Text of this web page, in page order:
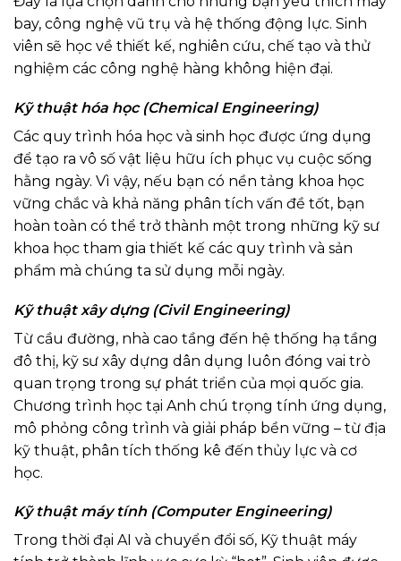
bay, công nghệ vũ trụ và hệ thống động lực. Sinh
viên sẽ học về thiết kế, nghiên cứu, chế tạo và thử
nghiệm các công nghệ hàng không hiện đại.
Kỹ thuật hóa học (Chemical Engineering)
Các quy trình hóa học và sinh học được ứng dụng
để tạo ra vô số vật liệu hữu ích phục vụ cuộc sống
hằng ngày. Vì vậy, nếu bạn có nền tảng khoa học
vững chắc và khả năng phân tích vấn đề tốt, bạn
hoàn toàn có thể trở thành một trong những kỹ sư
khoa học tham gia thiết kế các quy trình và sản
phẩm mà chúng ta sử dụng mỗi ngày.
Kỹ thuật xây dựng (Civil Engineering)
Từ cầu đường, nhà cao tầng đến hệ thống hạ tầng
đô thị, kỹ sư xây dựng dân dụng luôn đóng vai trò
quan trọng trong sự phát triển của mọi quốc gia.
Chương trình học tại Anh chú trọng tính ứng dụng,
mô phỏng công trình và giải pháp bền vững – từ địa
kỹ thuật, phân tích thống kê đến thủy lực và cơ
học.
Kỹ thuật máy tính (Computer Engineering)
Trong thời đại AI và chuyển đổi số, Kỹ thuật máy